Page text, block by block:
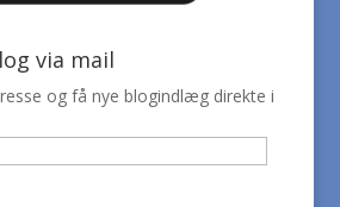
via mail
og få nye blogindlæg direkte i